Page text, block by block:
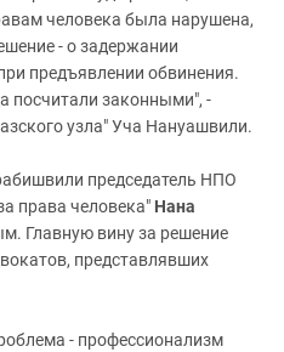
человека была нарушена,
- о задержании
предъявлении обвинения.
посчитали законными", -
узла" Уча Нануашвили.
председатель НПО
права человека" Нана
Главную вину за решение
представлявших
- профессионализм